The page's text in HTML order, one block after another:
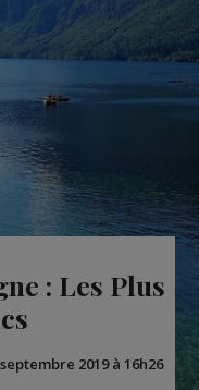
: Les Plus
2019 à 16h26